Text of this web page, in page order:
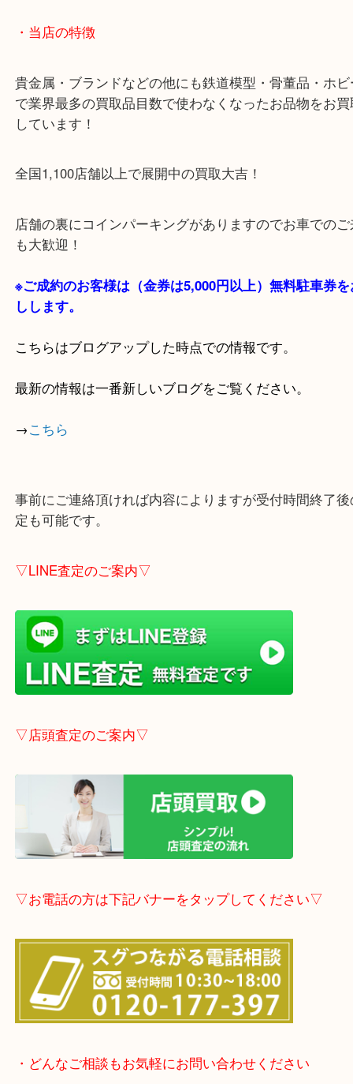
・当店の特徴
貴金属・ブランドなどの他にも鉄道模型・骨董品
で業界最多の買取品目数で使わなくなったお品物を
しています！
店舗の裏にコインパーキングがありますのでお車で
※ご成約のお客様は（金券は5,000円以上）無料駐車
しします。
こちらはブログアップした時点での情報です。
→こちら
事前にご連絡頂ければ内容によりますが受付時間
定も可能です。
▽LINE査定のご案内▽
▽店頭査定のご案内▽